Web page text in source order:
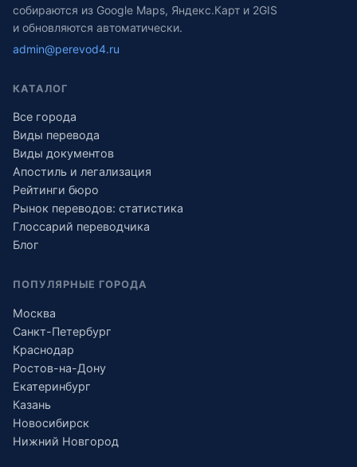
собираются из Google Maps, Яндекс.Карт и 2GIS
и обновляются автоматически.
admin@perevod4.ru
КАТАЛОГ
Все города
Виды перевода
Виды документов
Апостиль и легализация
Рейтинги бюро
Рынок переводов: статистика
Глоссарий переводчика
Блог
ПОПУЛЯРНЫЕ ГОРОДА
Москва
Санкт-Петербург
Краснодар
Ростов-на-Дону
Екатеринбург
Казань
Новосибирск
Нижний Новгород